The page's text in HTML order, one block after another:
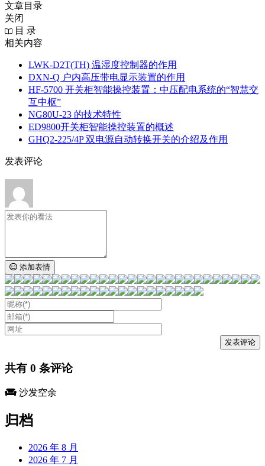
文章目录
关闭
目 录
相关内容
LWK‑D2T(TH) 温湿度控制器的作用
DXN‑Q 户内高压带电显示装置的作用
HF-5700 开关柜智能操控装置：中压配电系统的“智慧交
互中枢”
NG80U-23 的技术特性
ED9800开关柜智能操控装置的概述
GHQ2-225/4P 双电源自动转换开关的介绍及作用
发表评论
添加表情
共有 0 条评论
沙发空余
归档
2026 年 8 月
2026 年 7 月